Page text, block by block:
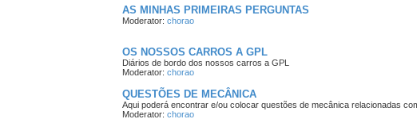
AS MINHAS PRIMEIRAS PERGUNTAS
Moderator: chorao
OS NOSSOS CARROS A GPL
Diários de bordo dos nossos carros a GPL
Moderator: chorao
QUESTÕES DE MECÂNICA
Aqui poderá encontrar e/ou colocar questões de mecânica relacionadas
Moderator: chorao